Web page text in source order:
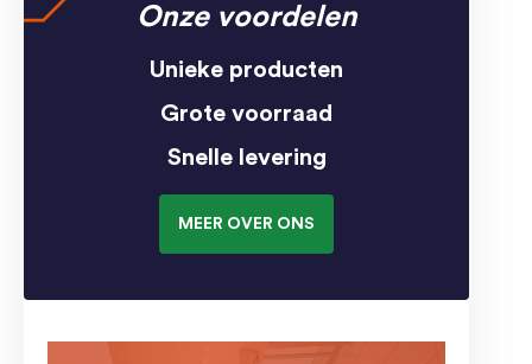
Onze voordelen
Unieke producten
Grote voorraad
Snelle levering
MEER OVER ONS